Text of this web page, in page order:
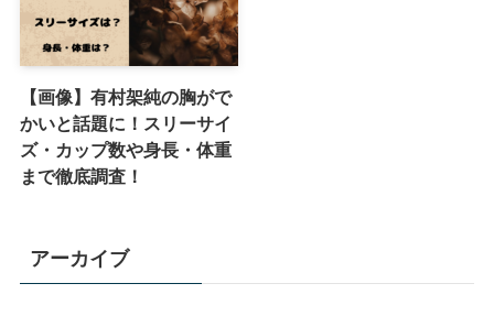
【画像】有村架純の胸がで
かいと話題に！スリーサイ
ズ・カップ数や身長・体重
まで徹底調査！
アーカイブ